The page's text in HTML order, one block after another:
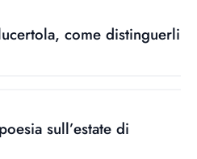
come distinguerli
sull’estate di